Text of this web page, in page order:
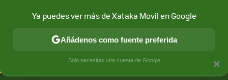
CONECTIVIDAD MÓVIL Y SOCIEDAD APLICACIONES
×
Ya puedes ver más de Xataka Movil en Google
Añádenos como fuente preferida
Solo necesitas una cuenta de Google